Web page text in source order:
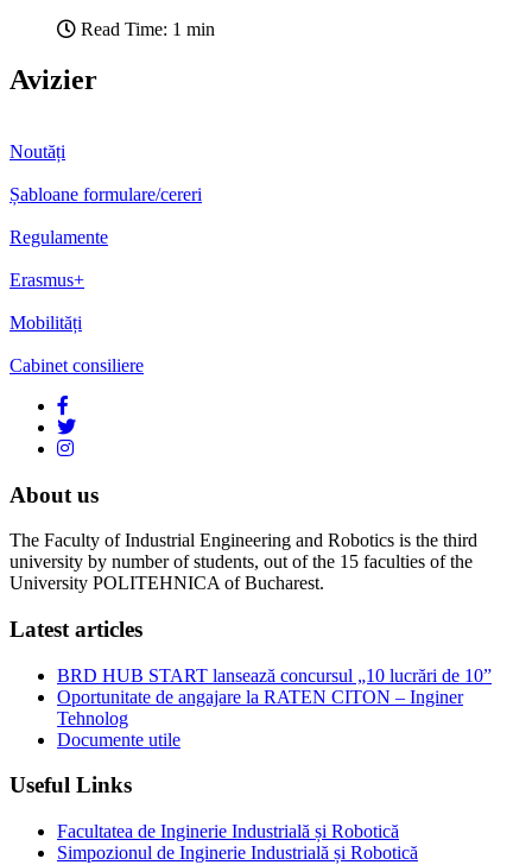
Read Time: 1 min
Avizier
Noutăți
Șabloane formulare/cereri
Regulamente
Erasmus+
Mobilități
Cabinet consiliere
About us
The Faculty of Industrial Engineering and Robotics is the third
university by number of students, out of the 15 faculties of the
University POLITEHNICA of Bucharest.
Latest articles
BRD HUB START lansează concursul „10 lucrări de 10”
Oportunitate de angajare la RATEN CITON – Inginer
Tehnolog
Documente utile
Useful Links
Facultatea de Inginerie Industrială și Robotică
Simpozionul de Inginerie Industrială și Robotică